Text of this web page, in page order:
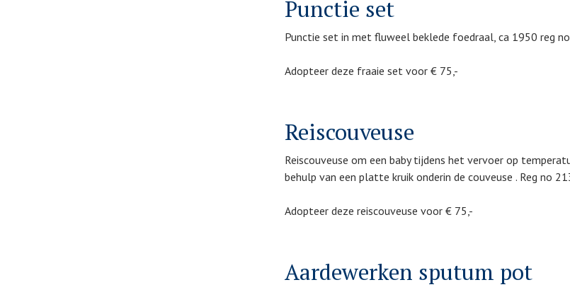
Punctie set
Punctie set in met fluweel beklede foedraal, ca 1950 reg
Adopteer deze fraaie set voor € 75,-
Reiscouveuse
Reiscouveuse om een baby tijdens het vervoer op
behulp van een platte kruik onderin de couveuse . Reg no
Adopteer deze reiscouveuse voor € 75,-
Aardewerken sputum pot